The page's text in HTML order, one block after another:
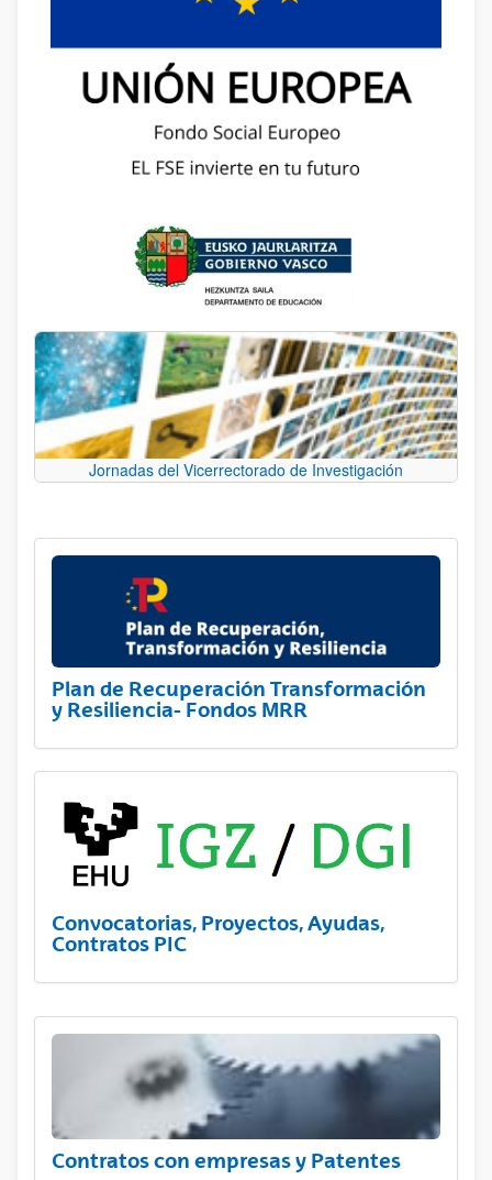
Jornadas del Vicerrectorado de Investigación
Plan de Recuperación Transformación
y Resiliencia- Fondos MRR
Convocatorias, Proyectos, Ayudas,
Contratos PIC
Contratos con empresas y Patentes